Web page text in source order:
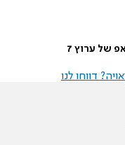
של ערוץ 7
דווחו לנו